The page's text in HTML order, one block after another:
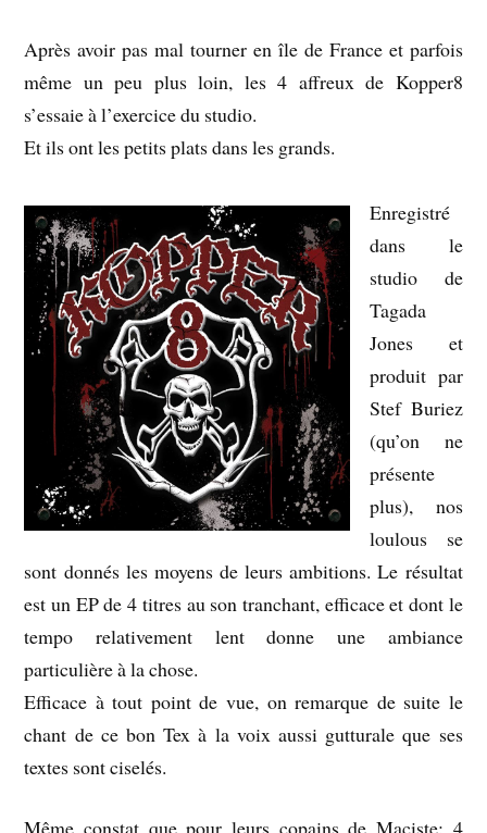
Après avoir pas mal tourner en île de France et parfois
même un peu plus loin, les 4 affreux de Kopper8
s’essaie à l’exercice du studio.
Et ils ont les petits plats dans les grands.
Enregistré
dans le
studio de
Tagada
Jones et
produit par
Stef Buriez
(qu’on ne
présente
plus), nos
loulous se
sont donnés les moyens de leurs ambitions. Le résultat
est un EP de 4 titres au son tranchant, efficace et dont le
tempo relativement lent donne une ambiance
particulière à la chose.
Efficace à tout point de vue, on remarque de suite le
chant de ce bon Tex à la voix aussi gutturale que ses
textes sont ciselés.